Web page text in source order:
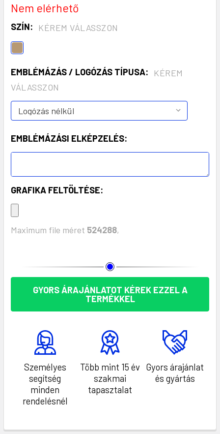
Nem elérhető
SZÍN: KÉREM VÁLASSZON
EMBLÉMÁZÁS / LOGÓZÁS TÍPUSA:
KÉREM
VÁLASSZON
EMBLÉMÁZÁSI ELKÉPZELÉS:
GRAFIKA FELTÖLTÉSE:
Maximum file méret 524288,
GYORS ÁRAJÁNLATOT KÉREK EZZEL A
TERMÉKKEL
Személyes
segítség
minden
rendelésnél
Több mint 15 év
szakmai
tapasztalat
Gyors árajánlat
és gyártás